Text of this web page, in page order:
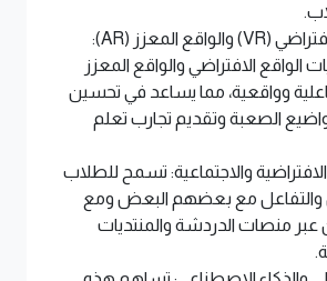
الواقع الافتراضي (VR) والواقع المعزز (AR):
الواقع الافتراضي والواقع المعزز
وواقعية، مما يساعد في تحسين
الصعبة وتقديم تجارب تعلم
والاجتماعية: تسمح للطلاب
والتفاعل مع بعضهم البعض ومع
عبر منصات الدردشة والمنتديات